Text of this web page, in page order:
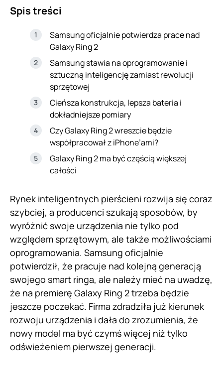
Spis treści
Samsung oficjalnie potwierdza prace nad
Galaxy Ring 2
Samsung stawia na oprogramowanie i
sztuczną inteligencję zamiast rewolucji
sprzętowej
Cieńsza konstrukcja, lepsza bateria i
dokładniejsze pomiary
Czy Galaxy Ring 2 wreszcie będzie
współpracował z iPhone’ami?
Galaxy Ring 2 ma być częścią większej
całości
Rynek inteligentnych pierścieni rozwija się coraz
szybciej, a producenci szukają sposobów, by
wyróżnić swoje urządzenia nie tylko pod
względem sprzętowym, ale także możliwościami
oprogramowania. Samsung oficjalnie
potwierdził, że pracuje nad kolejną generacją
swojego smart ringa, ale należy mieć na uwadzę,
że na premierę Galaxy Ring 2 trzeba będzie
jeszcze poczekać. Firma zdradziła już kierunek
rozwoju urządzenia i dała do zrozumienia, że
nowy model ma być czymś więcej niż tylko
odświeżeniem pierwszej generacji.